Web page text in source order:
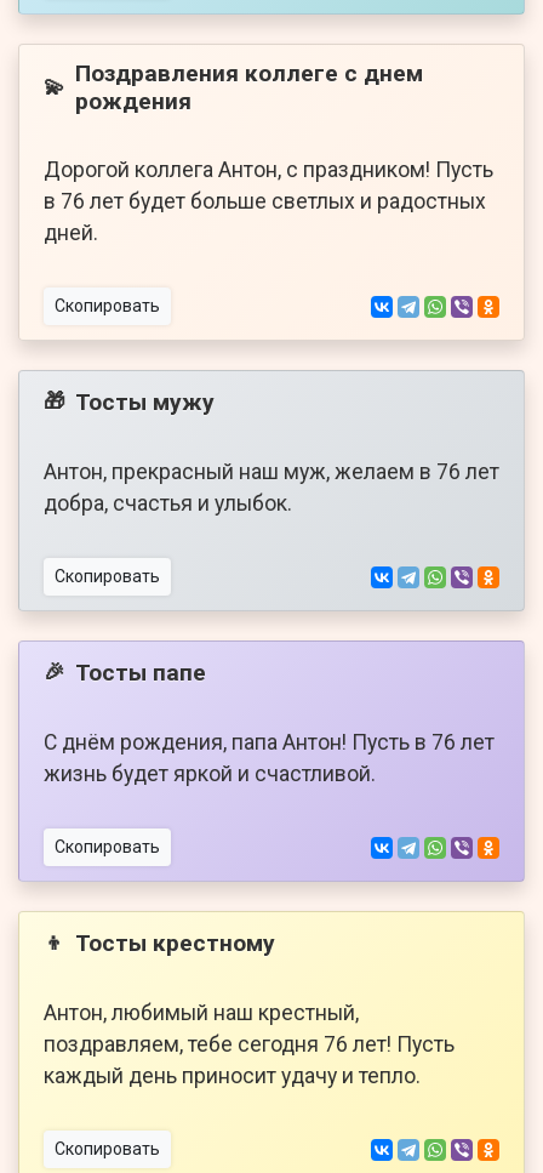
💫 Поздравления коллеге с днем
рождения
Дорогой коллега Антон, с праздником! Пусть
в 76 лет будет больше светлых и радостных
дней.
Скопировать
🎁 Тосты мужу
Антон, прекрасный наш муж, желаем в 76 лет
добра, счастья и улыбок.
Скопировать
🎉 Тосты папе
С днём рождения, папа Антон! Пусть в 76 лет
жизнь будет яркой и счастливой.
Скопировать
👦 Тосты крестному
Антон, любимый наш крестный,
поздравляем, тебе сегодня 76 лет! Пусть
каждый день приносит удачу и тепло.
Скопировать